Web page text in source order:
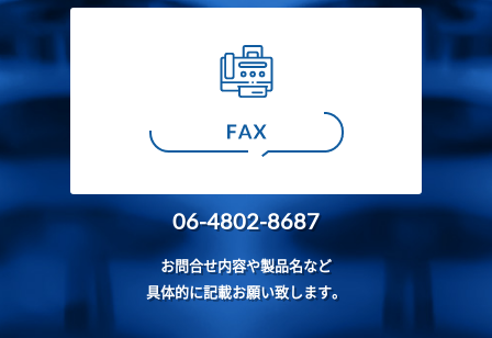
06-4802-8687
お問合せ内容や製品名など
具体的に記載お願い致します。